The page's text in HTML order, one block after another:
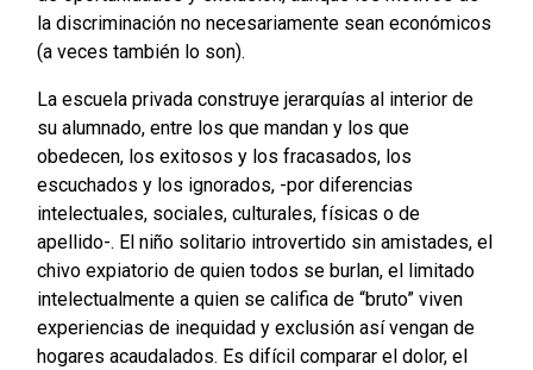
la discriminación no necesariamente sean económicos
(a veces también lo son).
La escuela privada construye jerarquías al interior de
su alumnado, entre los que mandan y los que
obedecen, los exitosos y los fracasados, los
escuchados y los ignorados, -por diferencias
intelectuales, sociales, culturales, físicas o de
apellido-. El niño solitario introvertido sin amistades, el
chivo expiatorio de quien todos se burlan, el limitado
intelectualmente a quien se califica de “bruto” viven
experiencias de inequidad y exclusión así vengan de
hogares acaudalados. Es difícil comparar el dolor, el